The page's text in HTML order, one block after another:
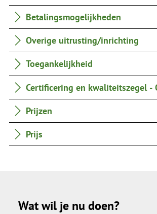
Betalingsmogelijkheden
Overige uitrusting/inrichting
Toegankelijkheid
Certificering en kwaliteitszegel -
Prijzen
Prijs
Wat wil je nu doen?